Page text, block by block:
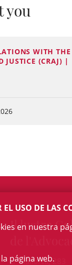
you
WITH THE
JUSTICE (CRAJ) |
Il·lustre
c/ Mallorca, 283
USO DE LAS
en nuestra
página web.